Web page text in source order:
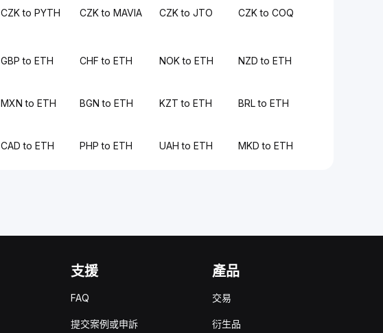
CZK to PYTH CZK to MAVIA CZK to JTO CZK to COQ
GBP to ETH CHF to ETH NOK to ETH NZD to ETH
MXN to ETH BGN to ETH KZT to ETH BRL to ETH
CAD to ETH PHP to ETH UAH to ETH MKD to ETH
支援
FAQ
提交案例或申訴
產品
交易
衍生品